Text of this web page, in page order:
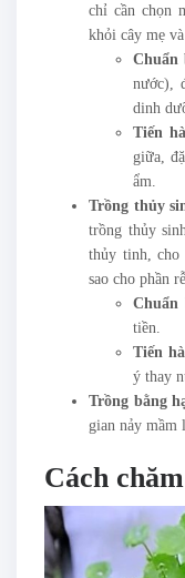
chỉ cần chọn
khỏi cây mẹ
Chuẩn
nước),
dinh
Tiến
giữa,
ẩm.
Trồng thủy
trồng thủy
thủy tinh, cho
sao cho phần
Chuẩn
tiền.
Tiến
ý thay
Trồng bằng
gian nảy mầm
Cách